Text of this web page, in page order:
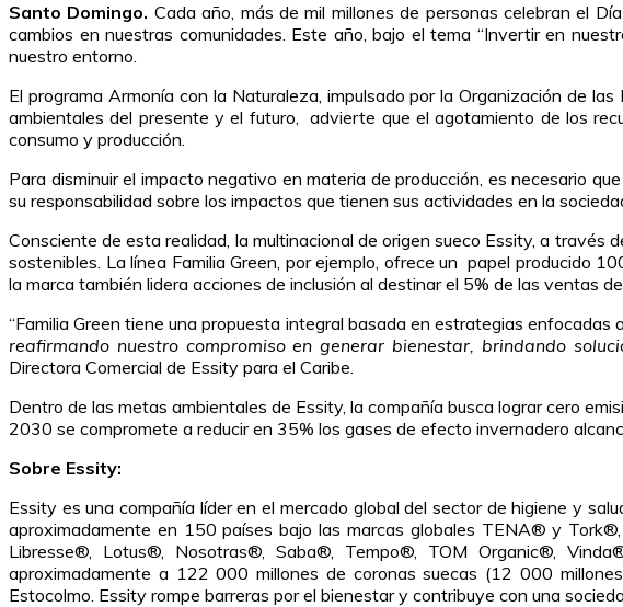
Santo Domingo. Cada año, más de mil millones de personas celebran el
cambios en nuestras comunidades. Este año, bajo el tema “Invertir en
nuestro entorno.
El programa Armonía con la Naturaleza, impulsado por la Organización de
ambientales del presente y el futuro, advierte que el agotamiento de los
consumo y producción.
Para disminuir el impacto negativo en materia de producción, es necesario
su responsabilidad sobre los impactos que tienen sus actividades en la
Consciente de esta realidad, la multinacional de origen sueco Essity, a través
sostenibles. La línea Familia Green, por ejemplo, ofrece un papel producido
la marca también lidera acciones de inclusión al destinar el 5% de las ventas
“Familia Green tiene una propuesta integral basada en estrategias
reafirmando nuestro compromiso en generar bienestar, brindando
Directora Comercial de Essity para el Caribe.
Dentro de las metas ambientales de Essity, la compañía busca lograr cero
2030 se compromete a reducir en 35% los gases de efecto invernadero
Sobre Essity:
Essity es una compañía líder en el mercado global del sector de higiene y
aproximadamente en 150 países bajo las marcas globales TENA® y
Libresse®, Lotus®, Nosotras®, Saba®, Tempo®, TOM Organic®,
aproximadamente a 122 000 millones de coronas suecas (12 000
Estocolmo. Essity rompe barreras por el bienestar y contribuye con una